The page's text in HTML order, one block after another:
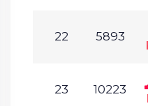
22 5893
23 10223